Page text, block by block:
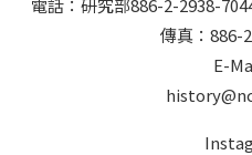
電話：研究部886-2-2938-
傳真：886-
E-